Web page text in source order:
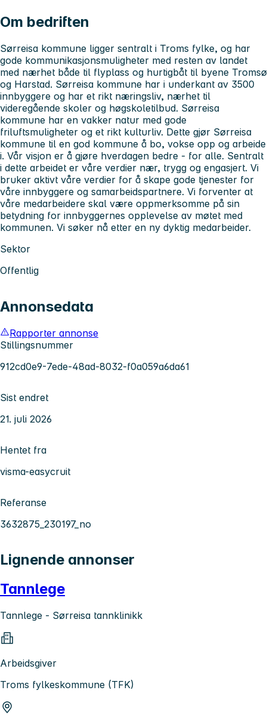
Om bedriften
Sørreisa kommune ligger sentralt i Troms fylke, og har
gode kommunikasjonsmuligheter med resten av landet
med nærhet både til flyplass og hurtigbåt til byene Tromsø
og Harstad. Sørreisa kommune har i underkant av 3500
innbyggere og har et rikt næringsliv, nærhet til
videregående skoler og høgskoletilbud. Sørreisa
kommune har en vakker natur med gode
friluftsmuligheter og et rikt kulturliv. Dette gjør Sørreisa
kommune til en god kommune å bo, vokse opp og arbeide
i. Vår visjon er å gjøre hverdagen bedre - for alle. Sentralt
i dette arbeidet er våre verdier nær, trygg og engasjert. Vi
bruker aktivt våre verdier for å skape gode tjenester for
våre innbyggere og samarbeidspartnere. Vi forventer at
våre medarbeidere skal være oppmerksomme på sin
betydning for innbyggernes opplevelse av møtet med
kommunen. Vi søker nå etter en ny dyktig medarbeider.
Sektor
Offentlig
Annonsedata
Rapporter annonse
Stillingsnummer
912cd0e9-7ede-48ad-8032-f0a059a6da61
Sist endret
21. juli 2026
Hentet fra
visma-easycruit
Referanse
3632875_230197_no
Lignende annonser
Tannlege
Tannlege - Sørreisa tannklinikk
Arbeidsgiver
Troms fylkeskommune (TFK)